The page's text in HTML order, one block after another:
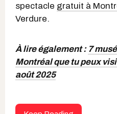
spectacle gratuit à
Verdure.
À lire également : 7
Montréal que tu peux
août 2025